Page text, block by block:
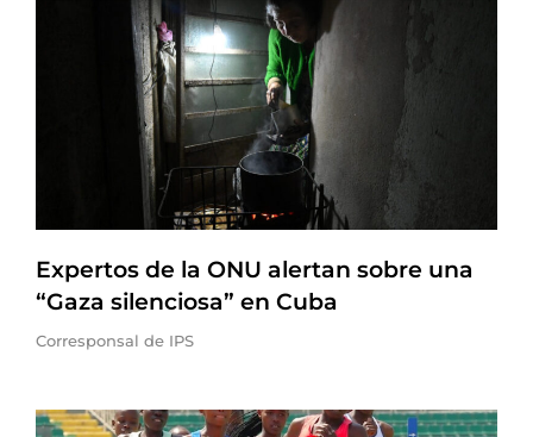
Expertos de la ONU alertan sobre una
“Gaza silenciosa” en Cuba
Corresponsal de IPS